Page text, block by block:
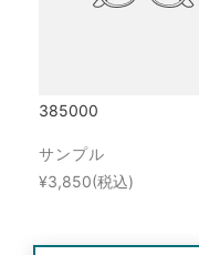
385000
サンプル
¥3,850(税込)